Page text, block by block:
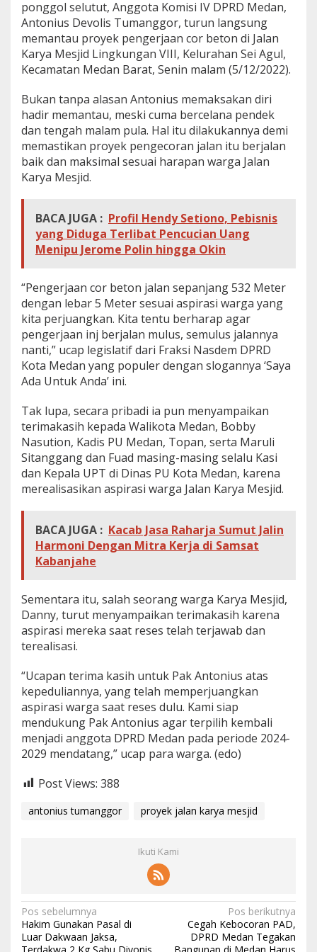
g
e
r
a
a
J
a
a
n
K
a
M
e
s
d
ponggol selutut, Anggota Komisi IV DPRD Medan,
Antonius Devolis Tumanggor, turun langsung
memantau proyek pengerjaan cor beton di Jalan
Karya Mesjid Lingkungan VIII, Kelurahan Sei Agul,
Kecamatan Medan Barat, Senin malam (5/12/2022).
Bukan tanpa alasan Antonius memaksakan diri
hadir memantau, meski cuma bercelana pendek
dan tengah malam pula. Hal itu dilakukannya demi
memastikan proyek pengecoran jalan itu berjalan
baik dan maksimal sesuai harapan warga Jalan
Karya Mesjid.
BACA JUGA : Profil Hendy Setiono, Pebisnis
yang Diduga Terlibat Pencucian Uang
Menipu Jerome Polin hingga Okin
“Pengerjaan cor beton jalan sepanjang 532 Meter
dengan lebar 5 Meter sesuai aspirasi warga yang
kita perjuangkan. Kita tentu berharap agar
pengerjaan inj berjalan mulus, semulus jalannya
nanti,” ucap legislatif dari Fraksi Nasdem DPRD
Kota Medan yang populer dengan slogannya ‘Saya
Ada Untuk Anda’ ini.
Tak lupa, secara pribadi ia pun menyampaikan
terimakasih kepada Walikota Medan, Bobby
Nasution, Kadis PU Medan, Topan, serta Maruli
Sitanggang dan Fuad masing-masing selalu Kasi
dan Kepala UPT di Dinas PU Kota Medan, karena
merealisasikan aspirasi warga Jalan Karya Mesjid.
BACA JUGA : Kacab Jasa Raharja Sumut Jalin
Harmoni Dengan Mitra Kerja di Samsat
Kabanjahe
Sementara itu, salah seorang warga Karya Mesjid,
Danny, turut menyampaikan terimakasih karena
aspirasi mereka saat reses telah terjawab dan
terealisasi.
“Ucapan terima kasih untuk Pak Antonius atas
kepeduliannya, yang telah memperjuangkan
aspirasi warga saat reses dulu. Kami siap
mendukung Pak Antonius agar terpilih kembali
menjadi anggota DPRD Medan pada periode 2024-
2029 mendatang,” ucap para warga. (edo)
Post Views: 388
antonius tumanggor proyek jalan karya mesjid
Ikuti Kami
N
a
Pos sebelumnya
Hakim Gunakan Pasal di
Luar Dakwaan Jaksa,
Pos berikutnya
Cegah Kebocoran PAD,
DPRD Medan Tegakan